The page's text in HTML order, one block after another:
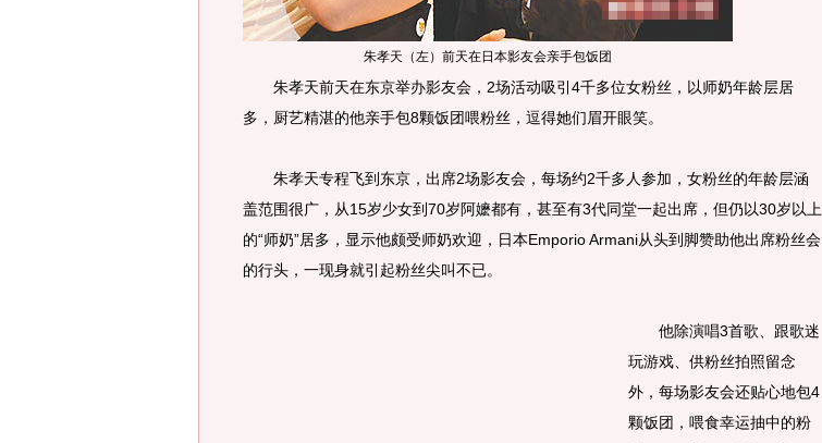
朱孝天（左）前天在日本影友会亲手包饭团
朱孝天前天在东京举办影友会，2场活动吸引4千多位女粉丝，以师奶年龄层居
多，厨艺精湛的他亲手包8颗饭团喂粉丝，逗得她们眉开眼笑。
朱孝天专程飞到东京，出席2场影友会，每场约2千多人参加，女粉丝的年龄层涵
盖范围很广，从15岁少女到70岁阿嬷都有，甚至有3代同堂一起出席，但仍以30岁以上
的“师奶”居多，显示他颇受师奶欢迎，日本Emporio Armani从头到脚赞助他出席粉丝会
的行头，一现身就引起粉丝尖叫不已。
他除演唱3首歌、跟歌迷
玩游戏、供粉丝拍照留念
外，每场影友会还贴心地包4
颗饭团，喂食幸运抽中的粉